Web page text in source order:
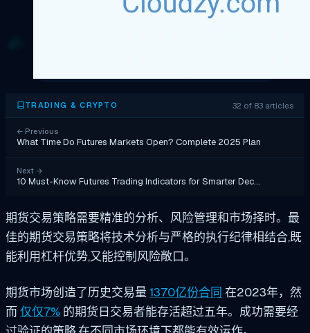
TRADING & CRYPTO 32 of 83 articles
← Previous
What Time Do Futures Markets Open? Complete 2025 Plan
Next →
10 Must-Know Futures Trading Indicators for Smarter Dec…
期货交易策略需要精准的分析、风险管理和市场择时。最
佳的期货交易策略将技术分析与严格的执行纪律相结合,既
能利用杠杆优势,又能控制风险敞口。
期货市场创造了历史交易量1370亿份合同 在2023年，然
而仅仅7% 的期货日交易者能存活超过五年。成功需要经